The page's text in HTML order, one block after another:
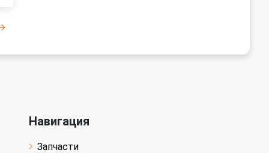
Навигация
Запчасти